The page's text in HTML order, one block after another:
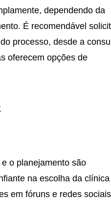
dependendo da
É recomendável
processo, desde a
oferecem opções de
o planejamento são
na escolha da
em fóruns e redes